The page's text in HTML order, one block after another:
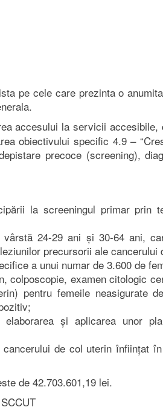
pe cele care prezinta o
accesului la servicii
obiectivului specific 4.9 –
precoce (screening),
la screeningul primar prin
24-29 ani și 30-64 ani,
precursorii ale cancerului
a unui numar de 3.600 de
colposcopie, examen citologic
pentru femeile neasigurate
și aplicarea unor
de col uterin înființat
de 42.703.601,19 lei.